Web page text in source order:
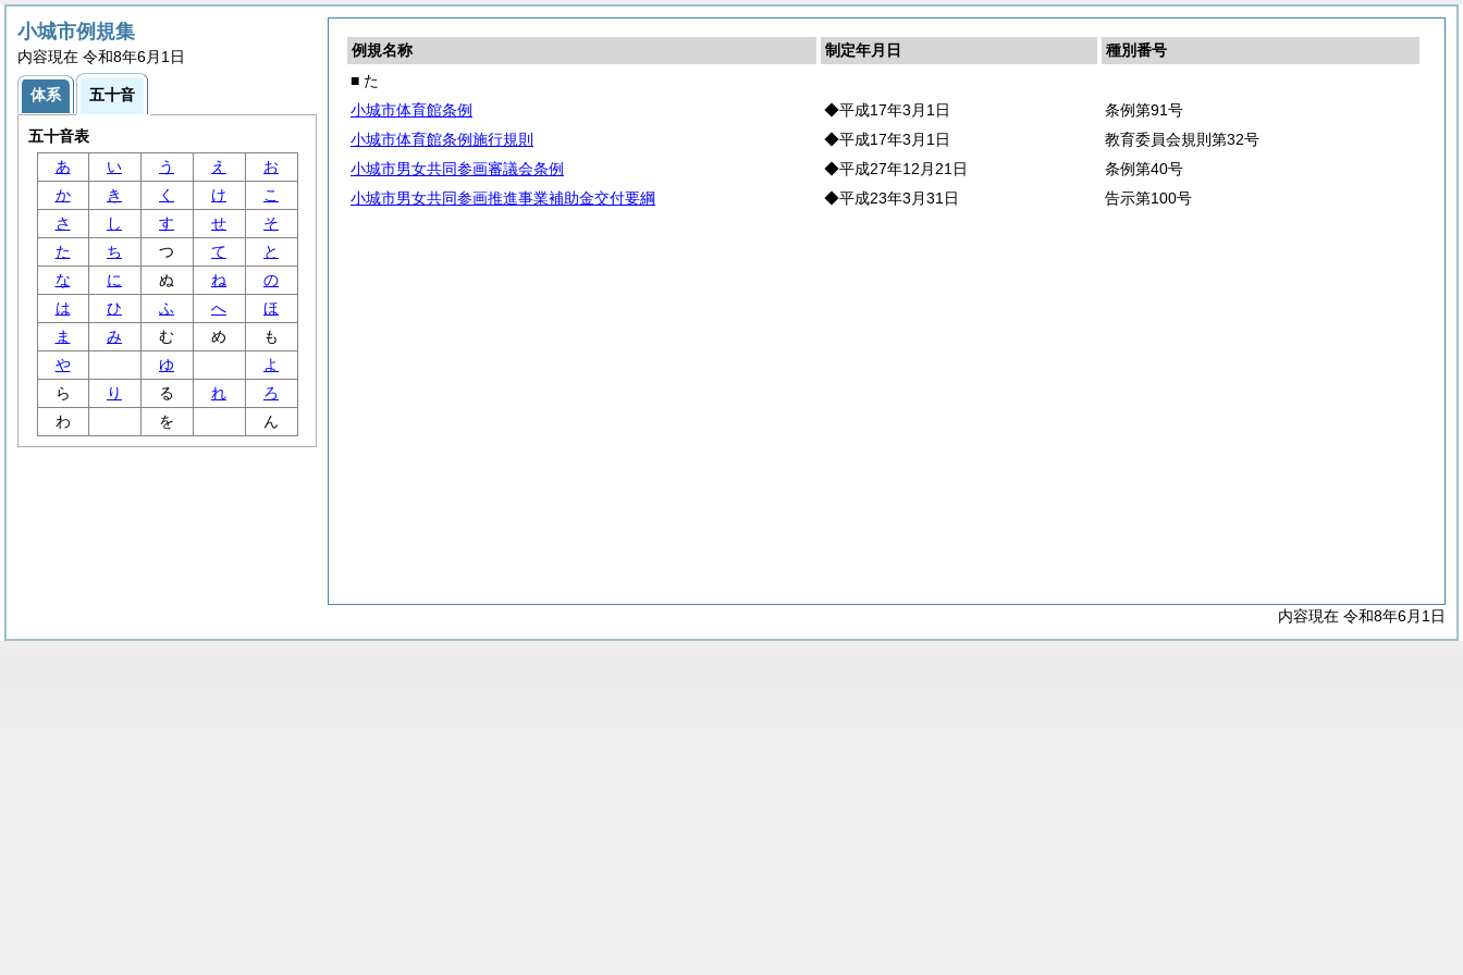
例規名称 制定年月日
種別番号
■ た
小城市体育館条例
◆平成17年3月1日
条例第91号
小城市体育館条例施行規則
◆平成17年3月1日
教育委員会規則第32号
小城市男女共同参画審議会条例
◆平成27年12月21日
条例第40号
小城市男女共同参画推進事業補助金交付要綱
◆平成23年3月31日 告示第100号
内容現在 令和8年6月1日
小城市例規集
内容現在 令和8年6月1日
体系 五十音
五十音表
あ
い う え
お
か
き く け
こ
さ
し す せ
そ
た
ち つ て
と
な
に ぬ ね
の
は
ひ ふ へ
ほ
ま
み む め
も
や
ゆ
よ
ら
り る れ
ろ
わ
を ん